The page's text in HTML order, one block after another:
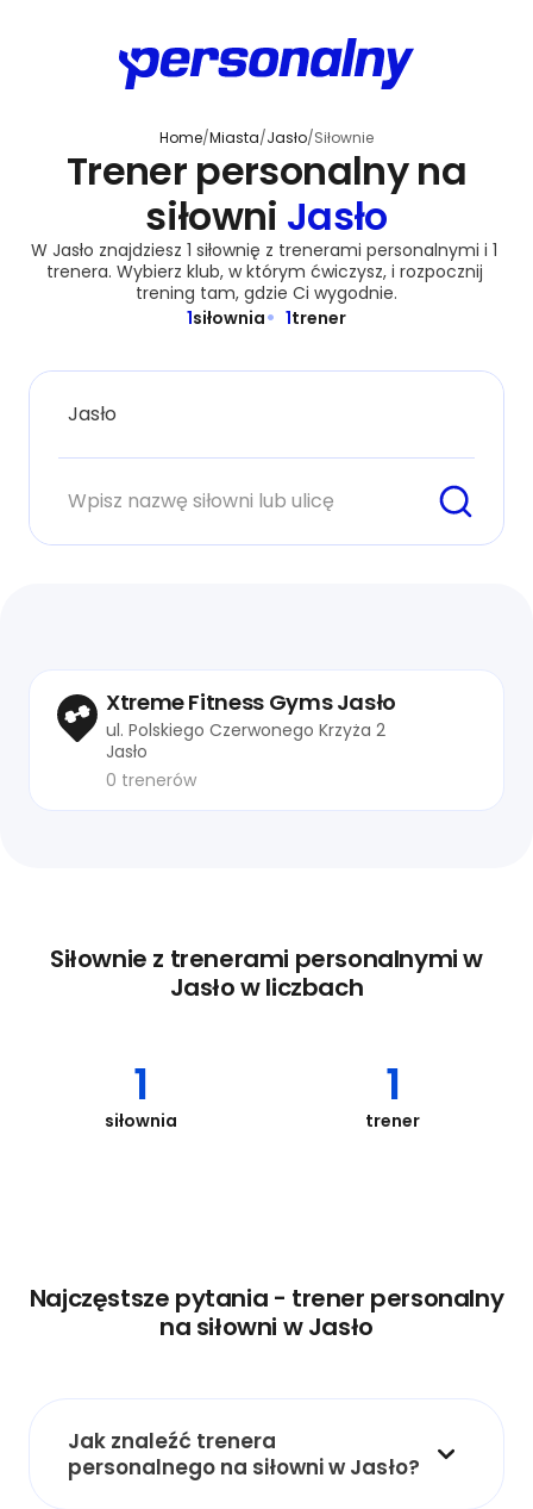
Home/Miasta/Jasło/Siłownie
Trener personalny na
siłowni Jasło
W Jasło znajdziesz 1 siłownię z trenerami personalnymi i 1
trenera. Wybierz klub, w którym ćwiczysz, i rozpocznij
trening tam, gdzie Ci wygodnie.
1siłownia 1trener
Xtreme Fitness Gyms Jasło
ul. Polskiego Czerwonego Krzyża 2
Jasło
0 trenerów
Siłownie z trenerami personalnymi w
Jasło w liczbach
1
siłownia
1
trener
Najczęstsze pytania - trener personalny
na siłowni w Jasło
Jak znaleźć trenera
personalnego na siłowni w Jasło?